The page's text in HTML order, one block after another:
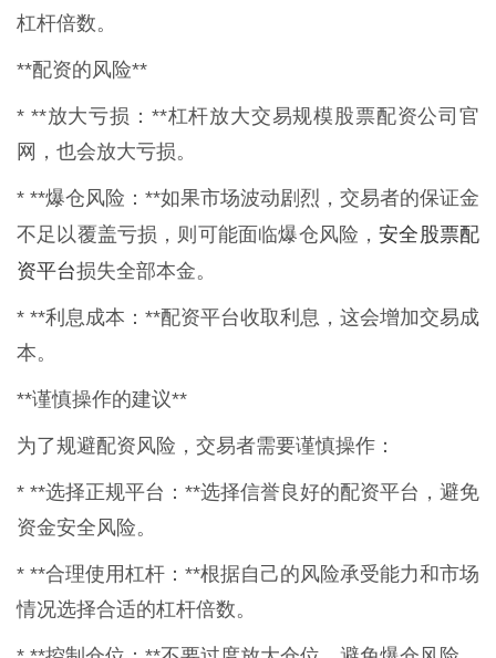
杠杆倍数。
**配资的风险**
* **放大亏损：**杠杆放大交易规模股票配资公司官
网，也会放大亏损。
* **爆仓风险：**如果市场波动剧烈，交易者的保证金
不足以覆盖亏损，则可能面临爆仓风险，安全股票配
资平台损失全部本金。
* **利息成本：**配资平台收取利息，这会增加交易成
本。
**谨慎操作的建议**
为了规避配资风险，交易者需要谨慎操作：
* **选择正规平台：**选择信誉良好的配资平台，避免
资金安全风险。
* **合理使用杠杆：**根据自己的风险承受能力和市场
情况选择合适的杠杆倍数。